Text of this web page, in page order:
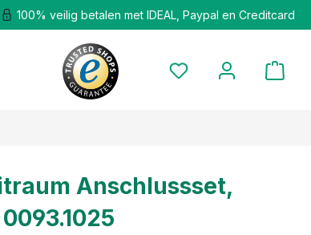
100% veilig betalen met IDEAL, Paypal en Creditcard
Anschlussset,